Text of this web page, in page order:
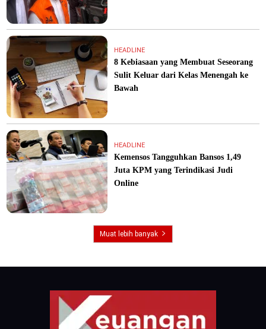
HEADLINE
8 Kebiasaan yang Membuat Seseorang
Sulit Keluar dari Kelas Menengah ke
Bawah
HEADLINE
Kemensos Tangguhkan Bansos 1,49
Juta KPM yang Terindikasi Judi
Online
Muat lebih banyak